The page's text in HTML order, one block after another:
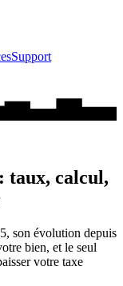
Support
: taux, calcul,
son évolution depuis
bien, et le seul
votre taxe